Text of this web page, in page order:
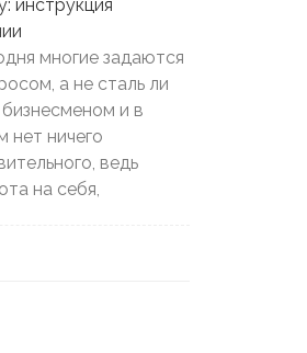
В Свердловской Области
многие задаются
а не сталь ли
и в
нет ничего
ведь
на себя,